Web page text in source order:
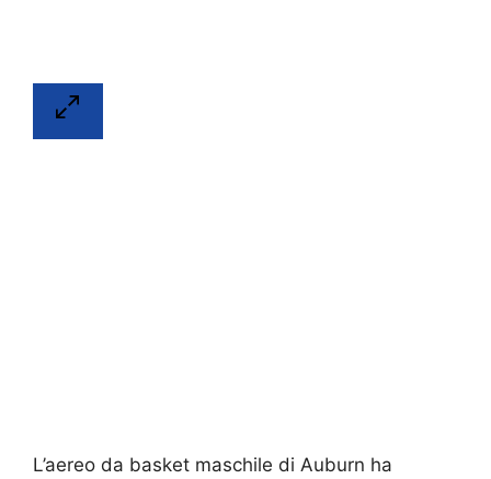
L’aereo da basket maschile di Auburn ha